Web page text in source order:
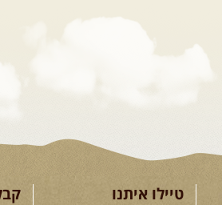
טיילו איתנו